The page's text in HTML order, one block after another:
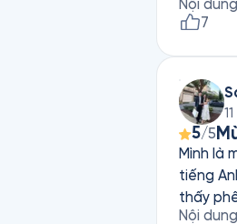
Nội dung
7
5/5
Mình là
tiếng
thấy
Nội dung